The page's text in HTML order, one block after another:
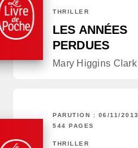
THRILLER
LES ANNÉES
PERDUES
Mary Higgins Clark
PARUTION : 06/11/2013
544 PAGES
THRILLER